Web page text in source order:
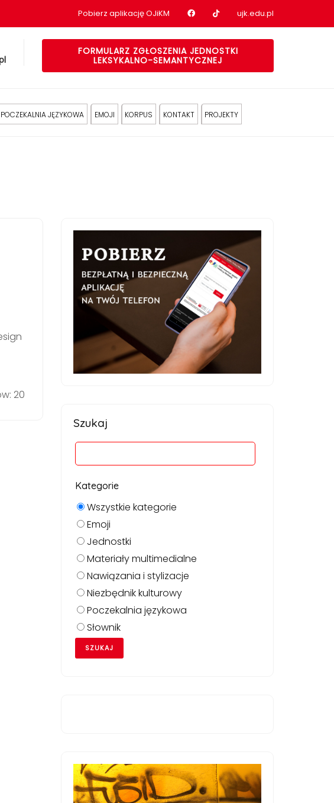
Pobierz aplikację OJiKM Nasz profil na Facebook
Nasz profil na tiktok
ujk.edu.pl
FORMULARZ ZGŁOSZENIA JEDNOSTKI
LEKSYKALNO-SEMANTYCZNEJ
POCZEKALNIA JĘZYKOWA EMOJI KORPUS KONTAKT PROJEKTY
20
Szukaj
Kategorie
Wszystkie kategorie
Emoji
Jednostki
Materiały multimedialne
Nawiązania i stylizacje
Niezbędnik kulturowy
Poczekalnia językowa
Słownik